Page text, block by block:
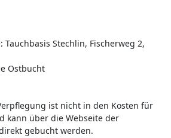
Tauchbasis Stechlin, Fischerweg 2,
Ostbucht
ist nicht in den Kosten für
kann über die Webseite der
gebucht werden.